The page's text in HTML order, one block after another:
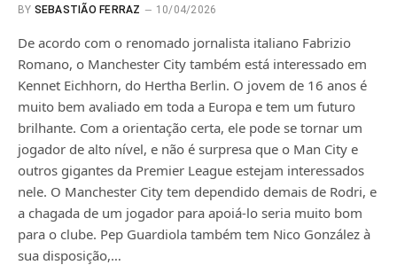
BY SEBASTIÃO FERRAZ 10/04/2026
De acordo com o renomado jornalista italiano Fabrizio
Romano, o Manchester City também está interessado em
Kennet Eichhorn, do Hertha Berlin. O jovem de 16 anos é
muito bem avaliado em toda a Europa e tem um futuro
brilhante. Com a orientação certa, ele pode se tornar um
jogador de alto nível, e não é surpresa que o Man City e
outros gigantes da Premier League estejam interessados ​​
nele. O Manchester City tem dependido demais de Rodri, e
a chagada de um jogador para apoiá-lo seria muito bom
para o clube. Pep Guardiola também tem Nico González à
sua disposição,…